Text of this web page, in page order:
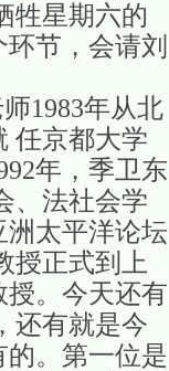
牲星期六的
节，会请刘
1983年从北
任京都大学
年，季卫东
、法社会学
太平洋论坛
授正式到上
。今天还有
还有就是今
。第一位是